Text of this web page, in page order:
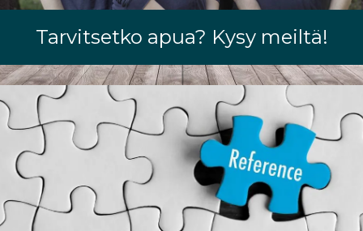
Tarvitsetko apua? Kysy meiltä!